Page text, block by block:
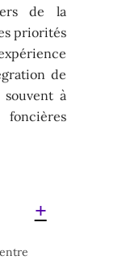
de la
priorités
de
à